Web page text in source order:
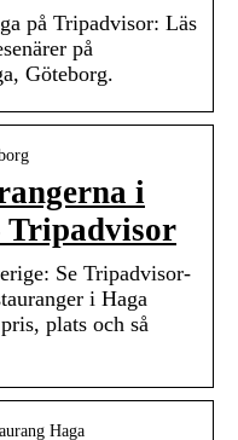
på Tripadvisor: Läs
på
Göteborg.
i
Tripadvisor
Se Tripadvisor-
i Haga
plats och så
Haga